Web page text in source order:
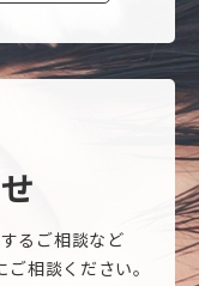
せ
るご相談など
ご相談ください。